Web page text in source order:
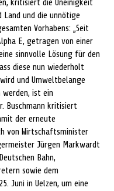
kritisiert die Uneinigkeit
Land und die unnötige
Vorhabens: „Seit
E, getragen von einer
sinnvolle Lösung für den
diese nun wiederholt
und Umweltbelange
ist ein
Buschmann kritisiert
der erneute
von Wirtschaftsminister
Jürgen Markwardt
Bahn,
sowie dem
Juni in Uelzen, um eine